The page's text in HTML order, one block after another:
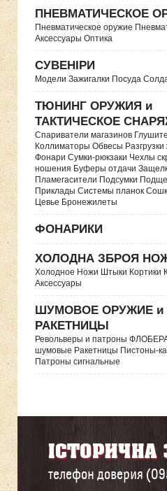
ПНЕВМАТИЧЕСКОЕ
Пневматическое оружие
Аксессуары Оптика
СУВЕНІРИ
Модели Зажигалки Посуда
ТЮНИНГ ОРУЖИЯ и
ТАКТИЧЕСКОЕ
Спариватели магазинов
Коллиматоры Обвесы
Фонари Сумки-рюкзаки Чехлы
ношения Буферы отдачи
Пламегасители Подсумки
Приклады Системы планок
Цевье Бронежилеты
ФОНАРИКИ
ХОЛОДНА ЗБРОЯ
Холодное Ножи Штыки Кортики
Аксессуары
ШУМОВОЕ ОРУЖИЕ и
РАКЕТНИЦЫ
Револьверы и патроны
шумовые Ракетницы Пистоны-
Патроны сигнальные
телефон доверия